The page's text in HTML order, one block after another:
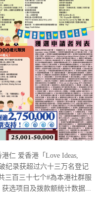
仁 爱香港「Love Ideas,
纪录获超过六十三万名登记
三百三十七个#為本港社群服
选项目及拨款额统计数据...